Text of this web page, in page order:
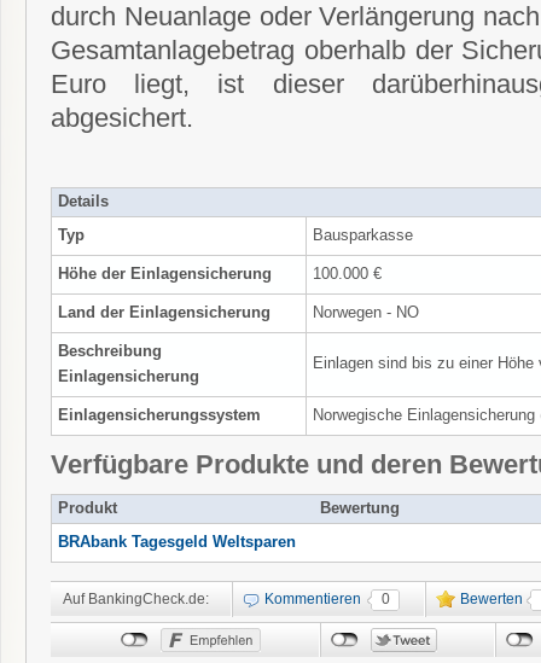
durch Neuanlage oder Verlängerung
Gesamtanlagebetrag oberhalb der
Euro liegt, ist dieser
abgesichert.
Details
Typ
Bausparkasse
Höhe der Einlagensicherung 100.000 €
Land der Einlagensicherung Norwegen - NO
Beschreibung
Einlagensicherung
Einlagen sind bis zu einer
Einlagensicherungssystem Norwegische
Verfügbare Produkte und deren
Produkt
Bewertung
BRAbank Tagesgeld Weltsparen
Auf BankingCheck.de: Kommentieren 0 Bewerten